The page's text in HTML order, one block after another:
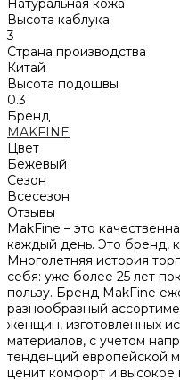
Высота каблука
3
Страна производства
Китай
Высота подошвы
0.3
Бренд
MAKFINE
Цвет
Бежевый
Сезон
Всесезон
Отзывы
MakFine – это
каждый день. Это бренд,
Многолетняя история
себя: уже более 25 лет
пользу. Бренд MakFine
разнообразный
женщин, изготовленных
материалов, с учетом
тенденций европейской
ценит комфорт и высокое